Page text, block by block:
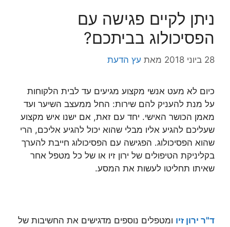
ניתן לקיים פגישה עם
הפסיכולוג בביתכם?
28 ביוני 2018 מאת עץ הדעת
כיום לא מעט אנשי מקצוע מגיעים עד לבית הלקוחות
על מנת להעניק להם שירות: החל ממעצב השיער ועד
מאמן הכושר האישי. יחד עם זאת, אם ישנו איש מקצוע
שעליכם להגיע אליו מבלי שהוא יכול להגיע אליכם, הרי
שהוא הפסיכולוג. הפגישה עם הפסיכולוג חייבת להערך
בקליניקת הטיפולים של ירון זיו או של כל מטפל אחר
שאיתו תחליטו לעשות את המסע.
ד"ר ירון זיו ומטפלים נוספים מדגישים את החשיבות של